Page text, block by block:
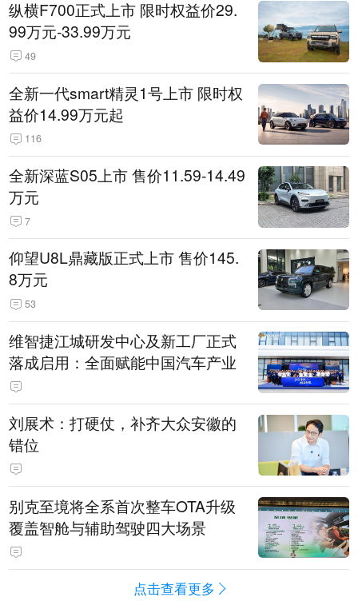
纵横F700正式上市 限时权益价29.
99万元-33.99万元
49
全新一代smart精灵1号上市 限时权
益价14.99万元起
116
全新深蓝S05上市 售价11.59-14.49
万元
7
仰望U8L鼎藏版正式上市 售价145.
8万元
53
维智捷江城研发中心及新工厂正式
落成启用：全面赋能中国汽车产业
刘展术：打硬仗，补齐大众安徽的
错位
别克至境将全系首次整车OTA升级
覆盖智舱与辅助驾驶四大场景
点击查看更多